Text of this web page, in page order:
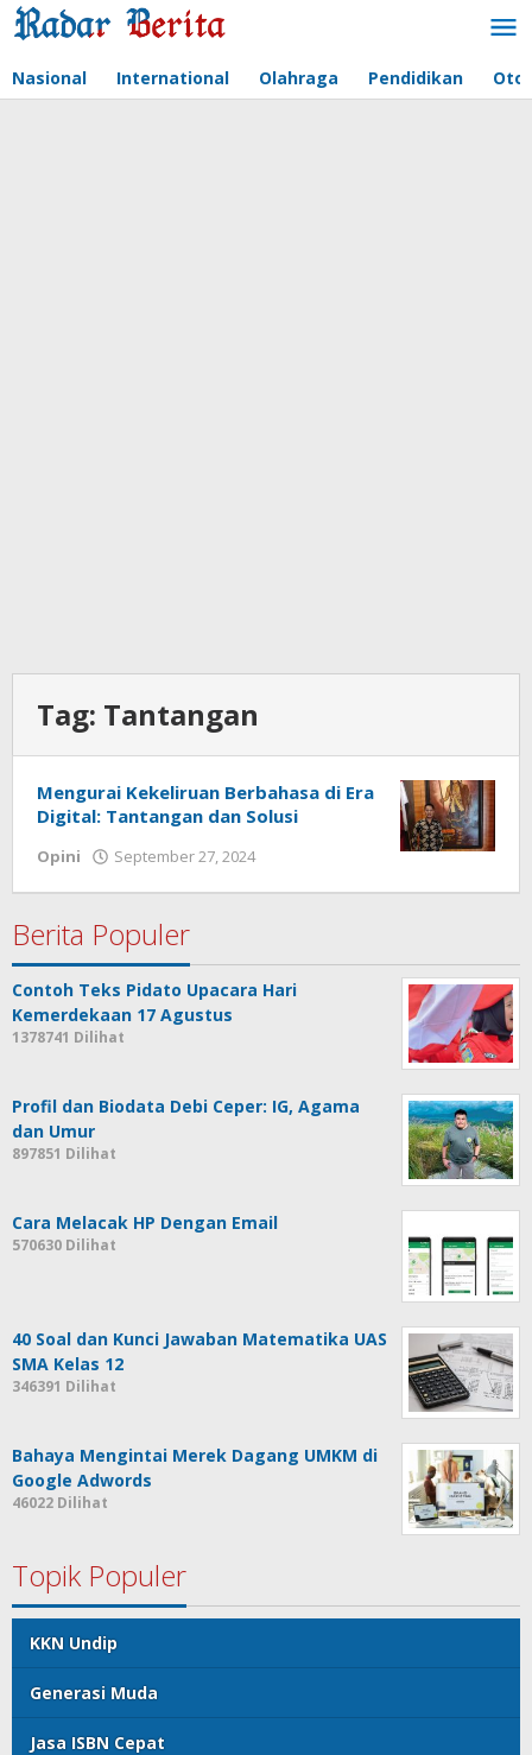
Lewati
ke
Nasional International Olahraga Pendidikan
Tag: Tantangan
Mengurai Kekeliruan Berbahasa di Era
Digital: Tantangan dan Solusi
Opini September 27, 2024
Berita Populer
Contoh Teks Pidato Upacara Hari
Kemerdekaan 17 Agustus
1378741 Dilihat
Profil dan Biodata Debi Ceper: IG, Agama
dan Umur
897851 Dilihat
Cara Melacak HP Dengan Email
570630 Dilihat
40 Soal dan Kunci Jawaban Matematika UAS
SMA Kelas 12
346391 Dilihat
Bahaya Mengintai Merek Dagang UMKM di
Google Adwords
46022 Dilihat
Topik Populer
KKN Undip
Generasi Muda
Jasa ISBN Cepat